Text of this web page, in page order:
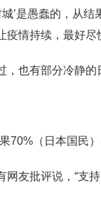
城’是愚蠢的，从
疫情持续，最好尽
，也有部分冷静的
70%（日本国民
网友批评说，“支